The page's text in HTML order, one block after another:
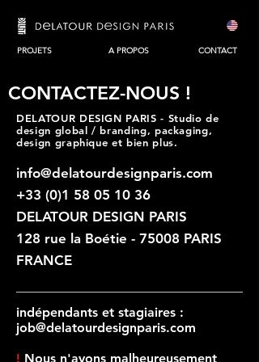
PROJETS A PROPOS CONTACT
CONTACTEZ-NOUS !
DELATOUR DESIGN PARIS - Studio de
design global / branding, packaging,
design graphique et bien plus.
info@delatourdesignparis.com
+33 (0)1 58 05 10 36
DELATOUR DESIGN PARIS
128 rue la Boétie - 75008 PARIS
FRANCE
indépendants et stagiaires :
job@delatourdesignparis.com
! Nous n'avons malheureusement